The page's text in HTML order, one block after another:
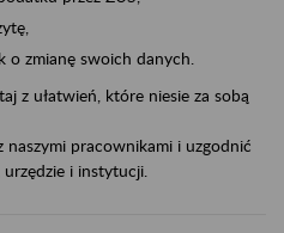
o zmianę swoich danych.
z ułatwień, które niesie za sobą
pracownikami i uzgodnić
i instytucji.